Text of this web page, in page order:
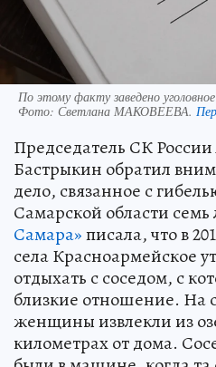
По этому факту заведено
Фото: Светлана МАКОВЕЕВА.
Председатель СК
Бастрыкин обратил
дело, связанное с
Самарской области семь
Самара»писала, что в
села Красноармейское
отдыхать с соседом, с
близкие отношение. На
женщины извлекли из
километрах от дома.